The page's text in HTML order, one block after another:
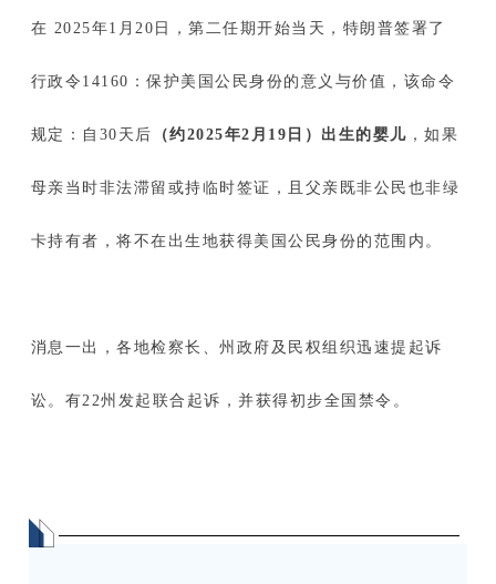
在 2025年1月20日，第二任期开始当天，特朗普签署了
行政令14160：保护美国公民身份的意义与价值，该命令
规定：自30天后 （约2025年2月19日）出生的婴儿 ，如果
母亲当时非法滞留或持临时签证，且父亲既非公民也非绿
卡持有者，将不在出生地获得美国公民身份的范围内。
消息一出，各地检察长、州政府及民权组织迅速提起诉
讼。有22州发起联合起诉，并获得初步全国禁令。